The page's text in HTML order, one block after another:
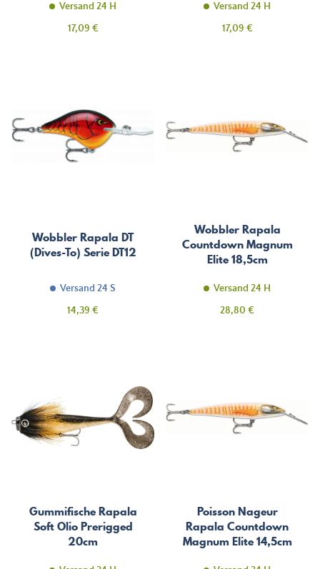
Versand 24 H
Preis
17,09 €
Versand 24 H
Preis
17,09 €
Wobbler Rapala DT
(Dives-To) Serie DT12
Versand 24 S
Preis
14,39 €
Wobbler Rapala
Countdown Magnum
Elite 18,5cm
Versand 24 H
Preis
28,80 €
Gummifische Rapala
Soft Olio Prerigged
20cm
Poisson Nageur
Rapala Countdown
Magnum Elite 14,5cm